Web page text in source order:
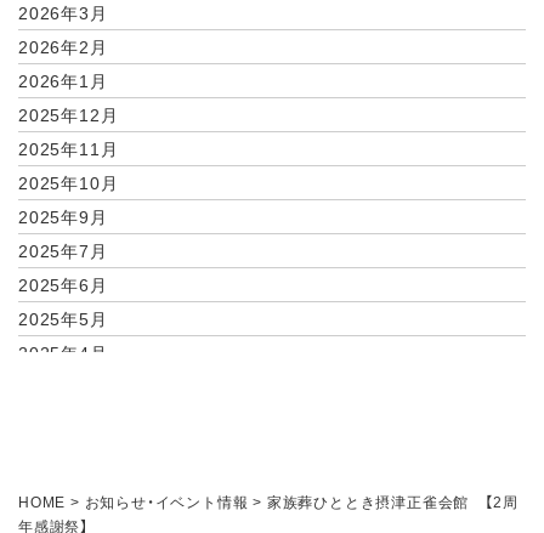
2026年3月
2026年2月
2026年1月
2025年12月
2025年11月
2025年10月
2025年9月
2025年7月
2025年6月
2025年5月
2025年4月
2024年9月
HOME > お知らせ・イベント情報 > 家族葬ひととき摂津正雀会館 【2周
年感謝祭】